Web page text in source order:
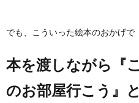
でも、こういった絵本のおかげで
本を渡しながら『
のお部屋行こう』